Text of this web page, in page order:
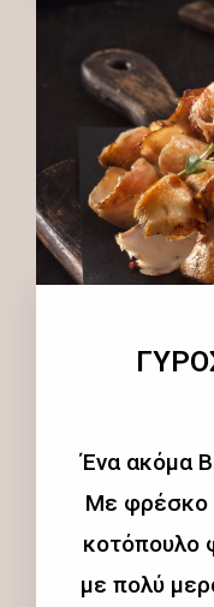
Ένα ακόμα
Με φρέσκο
κοτόπουλο
με πολύ